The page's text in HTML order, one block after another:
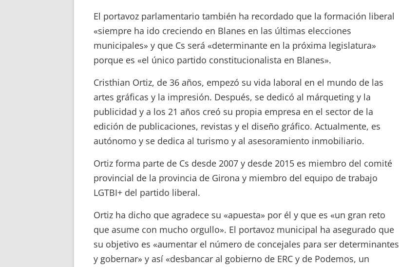
El portavoz parlamentario también ha recordado que la formación liberal
«siempre ha ido creciendo en Blanes en las últimas elecciones
municipales» y que Cs será «determinante en la próxima legislatura»
porque es «el único partido constitucionalista en Blanes».
Cristhian Ortiz, de 36 años, empezó su vida laboral en el mundo de las
artes gráficas y la impresión. Después, se dedicó al márqueting y la
publicidad y a los 21 años creó su propia empresa en el sector de la
edición de publicaciones, revistas y el diseño gráfico. Actualmente, es
autónomo y se dedica al turismo y al asesoramiento inmobiliario.
Ortiz forma parte de Cs desde 2007 y desde 2015 es miembro del comité
provincial de la provincia de Girona y miembro del equipo de trabajo
LGTBI+ del partido liberal.
Ortiz ha dicho que agradece su «apuesta» por él y que es «un gran reto
que asume con mucho orgullo». El portavoz municipal ha asegurado que
su objetivo es «aumentar el número de concejales para ser determinantes
y gobernar» y así «desbancar al gobierno de ERC y de Podemos, un